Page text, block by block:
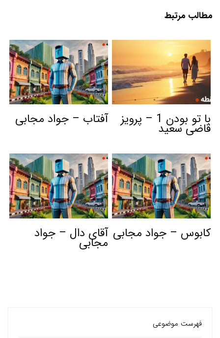
مطالب مرتبط
با تو بودن 1 – پرویز
قاضی‌ سعید
آفتاب – جواد مجابی
کابوس – جواد مجابی آقای دال – جواد
مجابی
فهرست موضوعی